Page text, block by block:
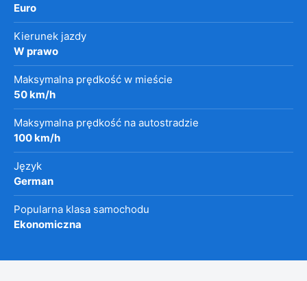
Euro
Kierunek jazdy
W prawo
Maksymalna prędkość w mieście
50 km/h
Maksymalna prędkość na autostradzie
100 km/h
Język
German
Popularna klasa samochodu
Ekonomiczna